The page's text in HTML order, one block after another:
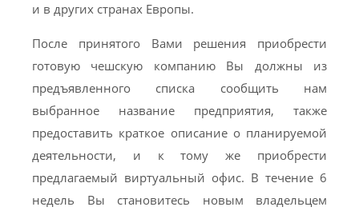
и в других странах Европы.
После принятого Вами решения приобрести
готовую чешскую компанию Вы должны из
предъявленного списка сообщить нам
выбранное название предприятия, также
предоставить краткое описание о планируемой
деятельности, и к тому же приобрести
предлагаемый виртуальный офис. В течение 6
недель Вы становитесь новым владельцем